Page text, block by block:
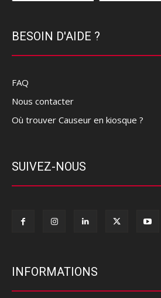
BESOIN D'AIDE ?
FAQ
Nous contacter
Où trouver Causeur en kiosque ?
SUIVEZ-NOUS
INFORMATIONS